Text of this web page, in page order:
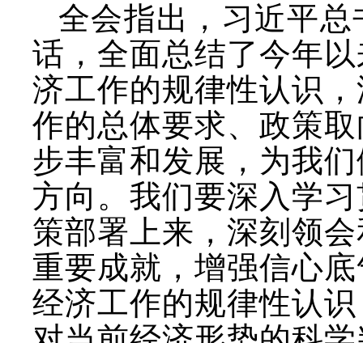
全会指出，习近平
话，全面总结了今年
济工作的规律性认识
作的总体要求、政策
步丰富和发展，为我
方向。我们要深入学
策部署上来，深刻领
重要成就，增强信心
经济工作的规律性认